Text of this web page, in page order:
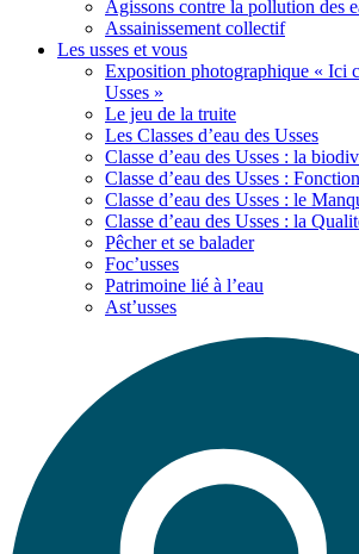
Agissons contre la pollution des
Assainissement collectif
Les usses et vous
Exposition photographique « Ici
Usses »
Le jeu de la truite
Les Classes d’eau des Usses
Classe d’eau des Usses : la
Classe d’eau des Usses :
Classe d’eau des Usses : le
Classe d’eau des Usses : la
Pêcher et se balader
Foc’usses
Patrimoine lié à l’eau
Ast’usses